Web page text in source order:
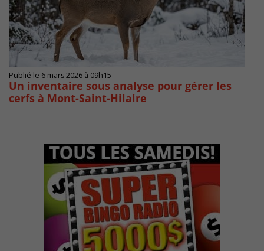
Publié le 6 mars 2026 à 09h15
Un inventaire sous analyse pour gérer les
cerfs à Mont-Saint-Hilaire